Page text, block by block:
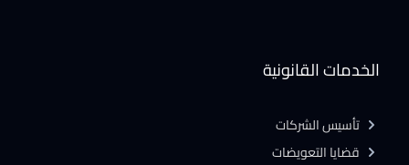
الخدمات القانونية
تأسيس الشركات
قضايا التعويضات